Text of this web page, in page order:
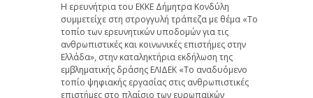
Η ερευνήτρια του ΕΚΚΕ Δήμητρα Κονδύλη
συμμετείχε στη στρογγυλή τράπεζα με θέμα «Το
τοπίο των ερευνητικών υποδομών για τις
ανθρωπιστικές και κοινωνικές επιστήμες στην
Ελλάδα», στην καταληκτήρια εκδήλωση της
εμβληματικής δράσης ΕΛΙΔΕΚ «Το αναδυόμενο
τοπίο ψηφιακής εργασίας στις ανθρωπιστικές
επιστήμες στο πλαίσιο των ευρωπαϊκών